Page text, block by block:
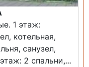
1 этаж:
котельная,
санузел,
2 спальни,...